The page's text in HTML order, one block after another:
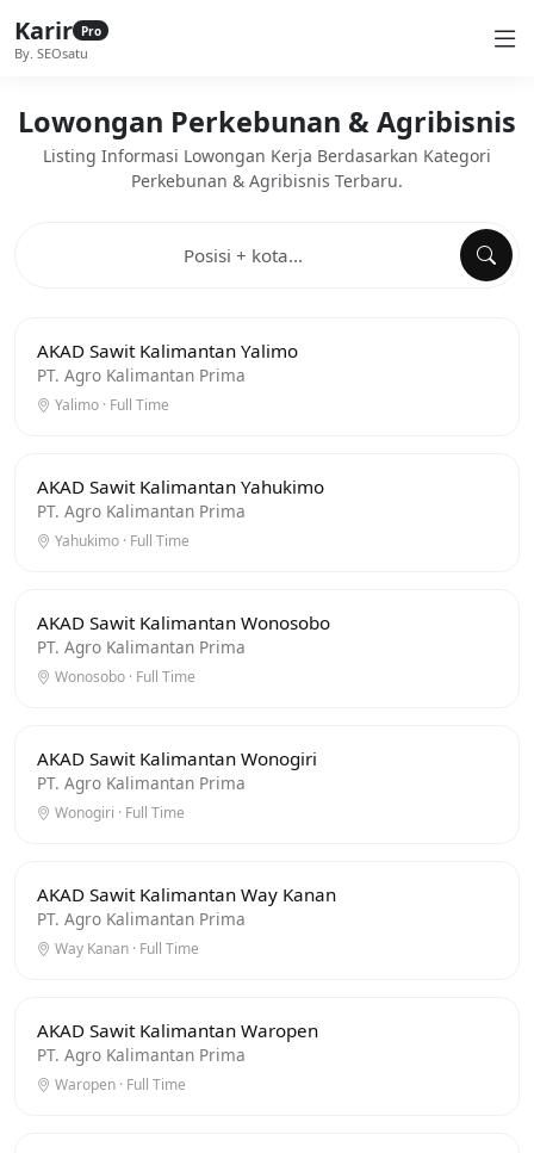
Karir Pro
By. SEOsatu
Lowongan Perkebunan & Agribisnis
Listing Informasi Lowongan Kerja Berdasarkan Kategori
Perkebunan & Agribisnis Terbaru.
AKAD Sawit Kalimantan Yalimo
PT. Agro Kalimantan Prima
Yalimo · Full Time
AKAD Sawit Kalimantan Yahukimo
PT. Agro Kalimantan Prima
Yahukimo · Full Time
AKAD Sawit Kalimantan Wonosobo
PT. Agro Kalimantan Prima
Wonosobo · Full Time
AKAD Sawit Kalimantan Wonogiri
PT. Agro Kalimantan Prima
Wonogiri · Full Time
AKAD Sawit Kalimantan Way Kanan
PT. Agro Kalimantan Prima
Way Kanan · Full Time
AKAD Sawit Kalimantan Waropen
PT. Agro Kalimantan Prima
Waropen · Full Time